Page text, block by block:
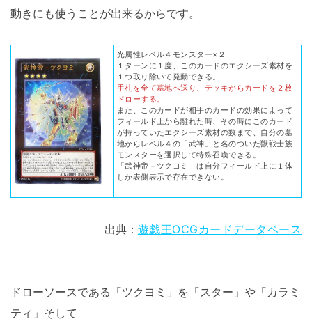
動きにも使うことが出来るからです。
光属性レベル４モンスター×２
１ターンに１度、このカードのエクシーズ素材を
１つ取り除いて発動できる。
手札を全て墓地へ送り、デッキからカードを２枚
ドローする。
また、このカードが相手のカードの効果によって
フィールド上から離れた時、その時にこのカード
が持っていたエクシーズ素材の数まで、自分の墓
地からレベル４の「武神」と名のついた獣戦士族
モンスターを選択して特殊召喚できる。
「武神帝－ツクヨミ」は自分フィールド上に１体
しか表側表示で存在できない。
出典： 遊戯王OCGカードデータベース
ドローソースである「ツクヨミ」を「スター」や「カラミ
ティ」そして